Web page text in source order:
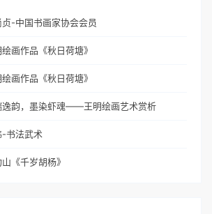
贞-中国书画家协会会员
画作品《秋日荷塘》
画作品《秋日荷塘》
逸韵，墨染虾魂——王明绘画艺术赏析
-书法武术
《千岁胡杨》